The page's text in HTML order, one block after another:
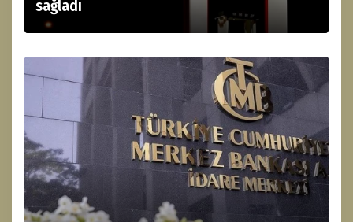
sağladı